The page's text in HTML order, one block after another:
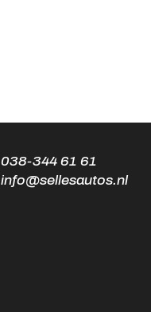
038-344 61 61
info@sellesautos.nl